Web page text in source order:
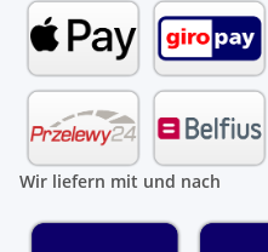
Wir liefern mit und nach